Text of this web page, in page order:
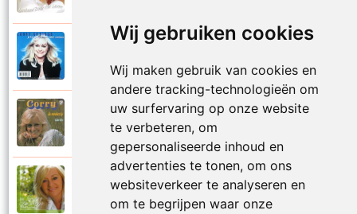
Wij gebruiken cookies
Wij maken gebruik van cookies en
andere tracking-technologieën om
uw surfervaring op onze website
te verbeteren, om
gepersonaliseerde inhoud en
advertenties te tonen, om ons
websiteverkeer te analyseren en
om te begrijpen waar onze
Corry Konings
Je kan je leven nooit meer overdoen
Corry Konings
Je moedertje
Corry Konings